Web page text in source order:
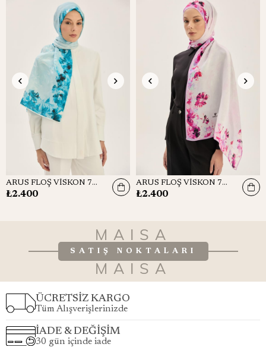
ARUS FLOŞ VİSKON 70*190CM ŞAL - MAVİ
₺2.400
ARUS FLOŞ VİSKON 70*190CM ŞAL - PEMBE
₺2.400
MAISA
SATIŞ NOKTALARI
MAISA
ÜCRETSİZ KARGO
Tüm Alışverişlerinizde
İADE & DEĞİŞİM
30 gün içinde iade